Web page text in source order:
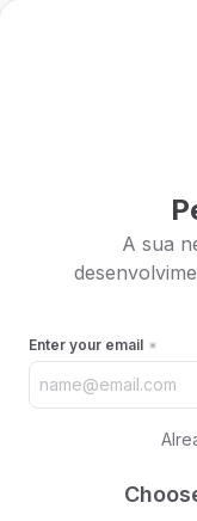
A sua
Enter your email